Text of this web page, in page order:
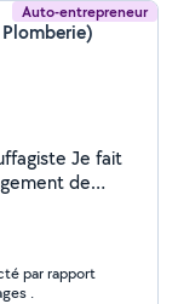
Auto-entrepreneur
par rapport
.